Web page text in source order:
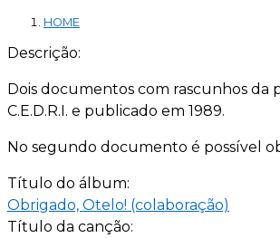
HOME
Descrição:
Dois documentos com rascunhos da
C.E.D.R.I. e publicado em 1989.
No segundo documento é possível
Título do álbum:
Obrigado, Otelo! (colaboração)
Título da canção: